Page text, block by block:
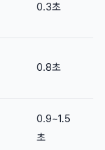
0.3초
0.8초
0.9~1.5
초